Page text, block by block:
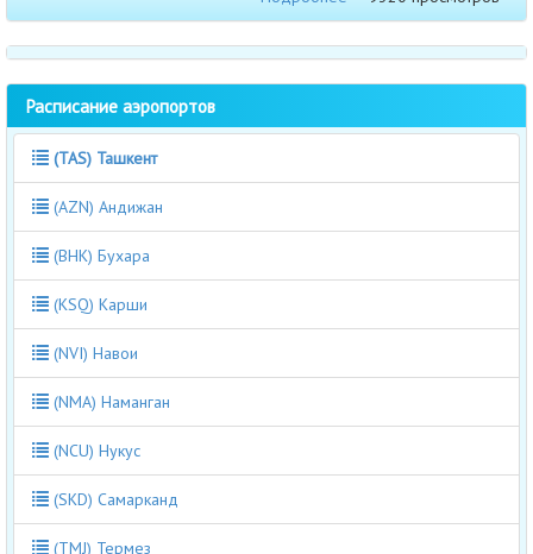
Расписание аэропортов
(TAS) Ташкент
(AZN) Андижан
(BHK) Бухара
(KSQ) Карши
(NVI) Навои
(NMA) Наманган
(NCU) Нукус
(SKD) Самарканд
(TMJ) Термез